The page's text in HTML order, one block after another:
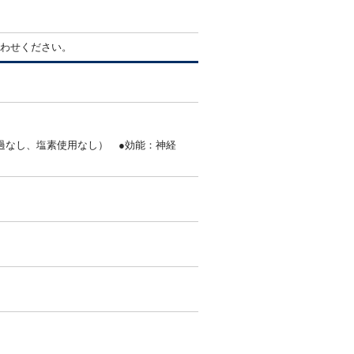
せください。
なし、塩素使用なし） ●効能：神経